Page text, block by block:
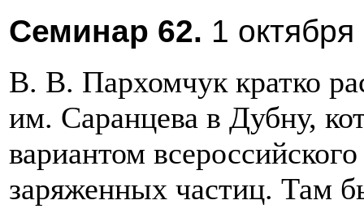
Семинар 62. 1 октября
В. В. Пархомчук кратко
им. Саранцева в Дубну,
вариантом
заряженных частиц. Там